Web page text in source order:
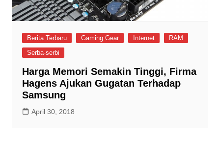
Berita Terbaru Gaming Gear Internet
RAM
Serba-serbi
Harga Memori Semakin Tinggi, Firma
Hagens Ajukan Gugatan Terhadap
Samsung
April 30, 2018